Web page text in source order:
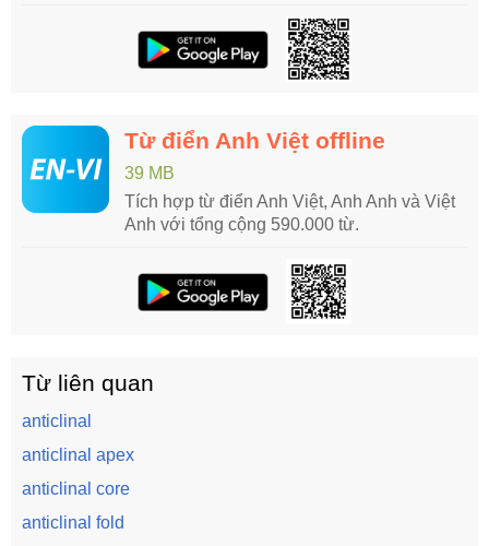
Từ điển Anh Việt offline
39 MB
Tích hợp từ điển Anh Việt, Anh Anh và Việt
Anh với tổng cộng 590.000 từ.
Từ liên quan
anticlinal
anticlinal apex
anticlinal core
anticlinal fold